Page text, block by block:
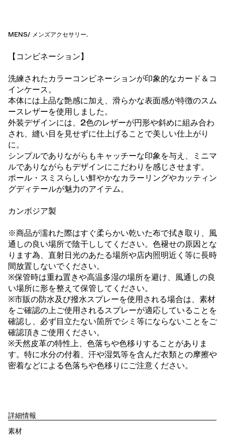
MENS/ メンズアクセサリー.
【コンビネーション】
洗練されたカラーコンビネーションが印象的なカード＆コ
インケース。
本体には上品な艶感に加え、滑らかな表面感が特徴のスム
ースレザーを使用しました。
外装デザインには、2色のレザーが円形や斜めに組み合わ
され、縫い目を見せずに仕上げることで美しい仕上がり
に。
シンプルでありながらもキャッチーな印象を与え、ミニマ
ルでありながらもデザインにこだわりを感じさせます。
ポール・スミスらしい鮮やかなカラーリングやカッティン
グディテールが魅力のアイテム。
カンボジア製
※商品が濡れた際はすぐ柔らかい乾いた布で拭き取り、風
通しの良い場所で陰干ししてください。色褪せの原因とな
ります為、直射日光のあたる場所や店内照明近く等に長時
間放置しないでください。
※保管時は重ね置きや高温多湿の場所を避け、風通しの良
い場所に形を整えて保管してください。
※市販の防水及び撥水スプレーを使用される場合は、素材
をご確認の上ご使用されるスプレーが適応していることを
確認し、必ず目立たない箇所でシミ等にならないことをご
確認頂きご使用ください。
※天然皮革の特性上、色落ちや色移りすることがありま
す。特に水分の付着、汗や湿気等を含んだ衣類との摩擦や
密着などによる色落ちや色移りにご注意ください。
詳細情報
素材